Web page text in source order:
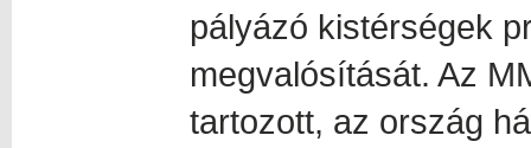
pályázó kistérségek
megvalósítását. Az
tartozott, az ország